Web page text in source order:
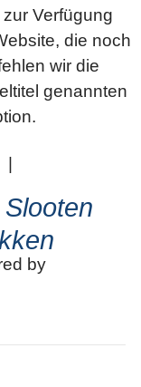
Verfügung
die noch
wir die
genannten
by